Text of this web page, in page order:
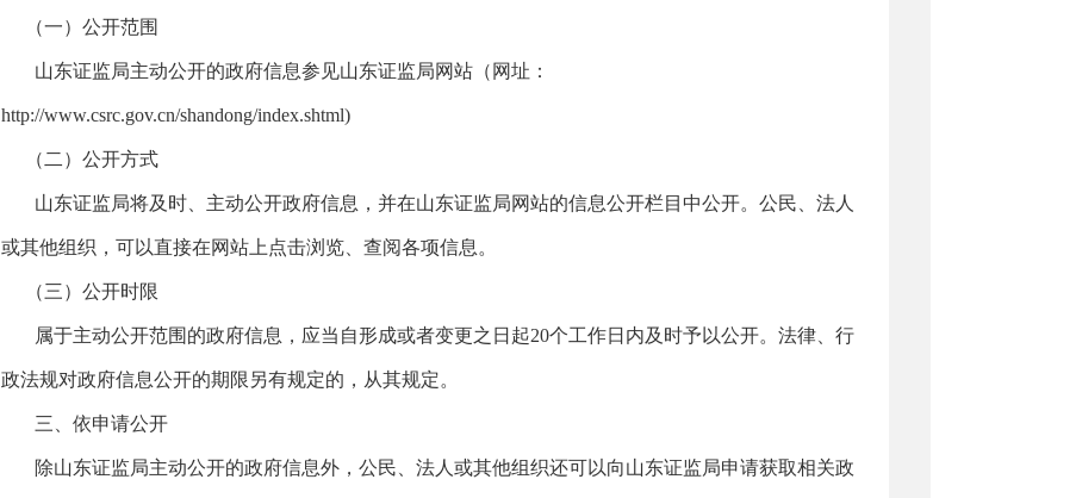
（一）公开范围
山东证监局主动公开的政府信息参见山东证监局网站（网址：
http://www.csrc.gov.cn/shandong/index.shtml)
（二）公开方式
山东证监局将及时、主动公开政府信息，并在山东证监局网站的信息公开栏目中公开。公民、法人
或其他组织，可以直接在网站上点击浏览、查阅各项信息。
（三）公开时限
属于主动公开范围的政府信息，应当自形成或者变更之日起20个工作日内及时予以公开。法律、行
政法规对政府信息公开的期限另有规定的，从其规定。
三、依申请公开
除山东证监局主动公开的政府信息外，公民、法人或其他组织还可以向山东证监局申请获取相关政